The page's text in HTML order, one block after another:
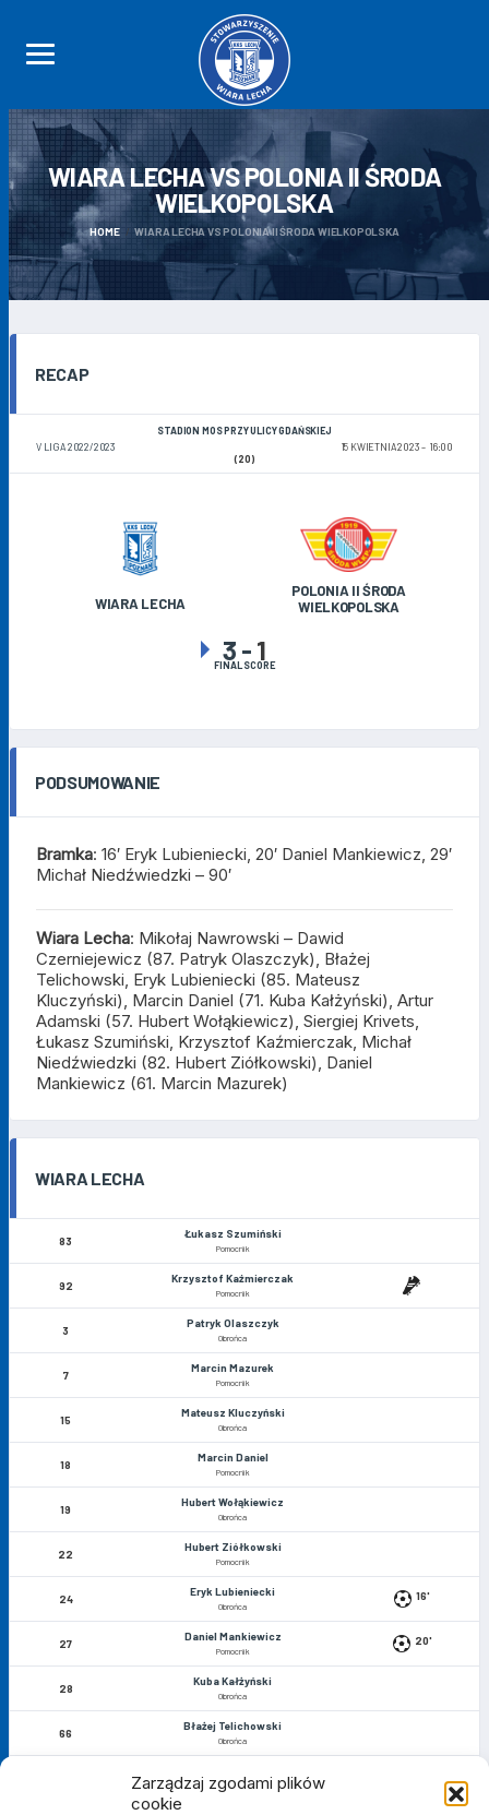
Zarządzaj zgodami plików
cookie
WIARA LECHA VS POLONIA II ŚRODA
WIELKOPOLSKA
HOME WIARA LECHA VS POLONIA II ŚRODA WIELKOPOLSKA
RECAP
V LIGA 2022/2023
STADION MOS PRZY ULICY GDAŃSKIEJ
15 KWIETNIA 2023
16:00
(20)
WIARA LECHA
POLONIA II ŚRODA
WIELKOPOLSKA
3 - 1
FINAL SCORE
PODSUMOWANIE
Bramka: 16′ Eryk Lubieniecki, 20′ Daniel Mankiewicz, 29′
Michał Niedźwiedzki – 90′
Wiara Lecha: Mikołaj Nawrowski – Dawid
Czerniejewicz (87. Patryk Olaszczyk), Błażej
Telichowski, Eryk Lubieniecki (85. Mateusz
Kluczyński), Marcin Daniel (71. Kuba Kałżyński), Artur
Adamski (57. Hubert Wołąkiewicz), Siergiej Krivets,
Łukasz Szumiński, Krzysztof Kaźmierczak, Michał
Niedźwiedzki (82. Hubert Ziółkowski), Daniel
Mankiewicz (61. Marcin Mazurek)
WIARA LECHA
83
Łukasz Szumiński
Pomocnik
92
Krzysztof Kaźmierczak
Pomocnik
3
Patryk Olaszczyk
Obrońca
7
Marcin Mazurek
Pomocnik
15
Mateusz Kluczyński
Obrońca
18
Marcin Daniel
Pomocnik
19
Hubert Wołąkiewicz
Obrońca
22
Hubert Ziółkowski
Pomocnik
24
Eryk Lubieniecki
Obrońca
16'
27
Daniel Mankiewicz
Pomocnik
20'
28
Kuba Kałżyński
Obrońca
66
Błażej Telichowski
Obrońca
Pomocnik